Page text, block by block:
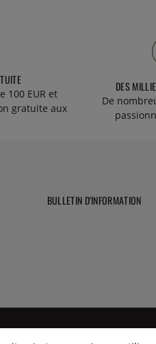
100 EUR et
gratuite aux
DES
De
BULLETIN D'INFORMATION